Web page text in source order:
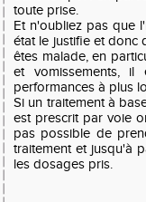
toute prise.
Et n'oubliez pas que
état le justifie et donc
êtes malade, en
et vomissements,
performances à plus
Si un traitement à
est prescrit par voie
pas possible de
traitement et jusqu'à
les dosages pris.